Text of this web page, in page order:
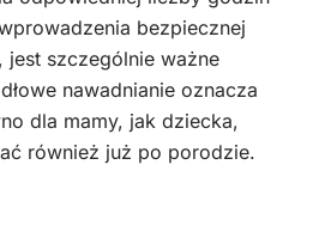
bezpiecznej
szczególnie ważne
nawadnianie oznacza
dla mamy, jak dziecka,
również już po porodzie.